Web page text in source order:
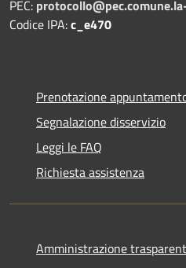
PEC:
Codice IPA:c_e470
Prenotazione
Segnalazione disservizio
Leggi le FAQ
Richiesta assistenza
Amministrazione